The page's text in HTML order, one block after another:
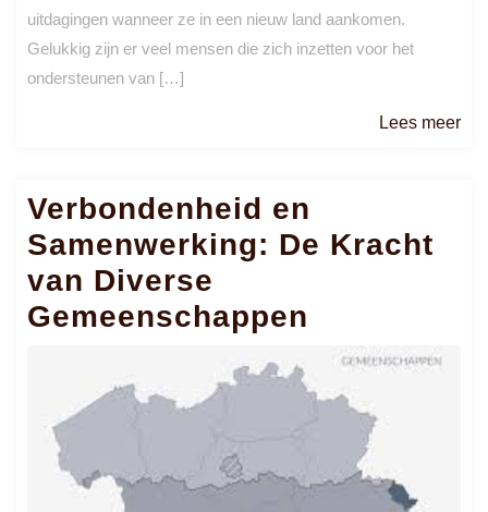
uitdagingen wanneer ze in een nieuw land aankomen.
Gelukkig zijn er veel mensen die zich inzetten voor het
ondersteunen van […]
Lees meer
Verbondenheid en
Samenwerking: De Kracht
van Diverse
Gemeenschappen